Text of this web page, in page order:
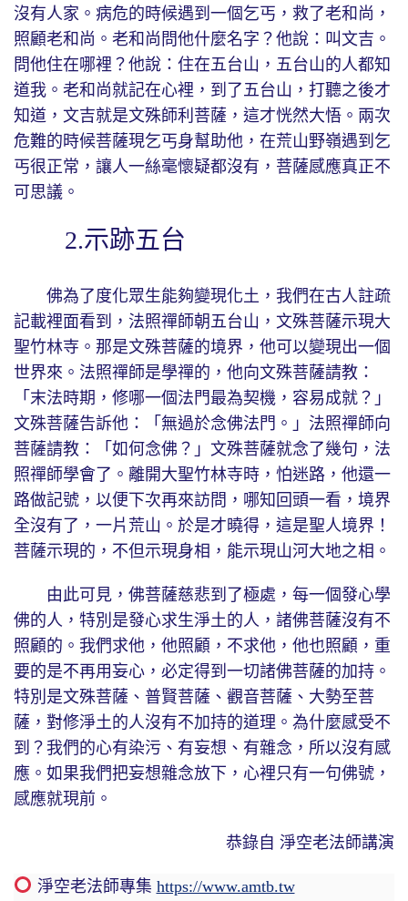
沒有人家。病危的時候遇到一個乞丐，救了老和尚，
照顧老和尚。老和尚問他什麼名字？他說：叫文吉。
問他住在哪裡？他說：住在五台山，五台山的人都知
道我。老和尚就記在心裡，到了五台山，打聽之後才
知道，文吉就是文殊師利菩薩，這才恍然大悟。兩次
危難的時候菩薩現乞丐身幫助他，在荒山野嶺遇到乞
丐很正常，讓人一絲毫懷疑都沒有，菩薩感應真正不
可思議。
2.示跡五台
佛為了度化眾生能夠變現化土，我們在古人註疏
記載裡面看到，法照禪師朝五台山，文殊菩薩示現大
聖竹林寺。那是文殊菩薩的境界，他可以變現出一個
世界來。法照禪師是學禪的，他向文殊菩薩請教：
「末法時期，修哪一個法門最為契機，容易成就？」
文殊菩薩告訴他：「無過於念佛法門。」法照禪師向
菩薩請教：「如何念佛？」文殊菩薩就念了幾句，法
照禪師學會了。離開大聖竹林寺時，怕迷路，他還一
路做記號，以便下次再來訪問，哪知回頭一看，境界
全沒有了，一片荒山。於是才曉得，這是聖人境界！
菩薩示現的，不但示現身相，能示現山河大地之相。
由此可見，佛菩薩慈悲到了極處，每一個發心學
佛的人，特別是發心求生淨土的人，諸佛菩薩沒有不
照顧的。我們求他，他照顧，不求他，他也照顧，重
要的是不再用妄心，必定得到一切諸佛菩薩的加持。
特別是文殊菩薩、普賢菩薩、觀音菩薩、大勢至菩
薩，對修淨土的人沒有不加持的道理。為什麼感受不
到？我們的心有染污、有妄想、有雜念，所以沒有感
應。如果我們把妄想雜念放下，心裡只有一句佛號，
感應就現前。
恭錄自 淨空老法師講演
淨空老法師專集 https://www.amtb.tw